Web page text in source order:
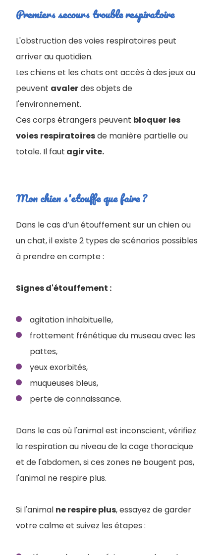
Premiers secours trouble respiratoire
L'obstruction des voies respiratoires peut
arriver au quotidien.
Les chiens et les chats ont accès à des jeux ou
peuvent avalerdes objets de
l'environnement.
Ces corps étrangers peuvent bloquer les
voies respiratoiresde manière partielle ou
totale. Il faut agir vite.
Mon chien s'etouffe que faire ?
Dans le cas d’un étouffement sur un chien ou
un chat, il existe 2 types de scénarios possibles
à prendre en compte :
Signes d'étouffement :
agitation inhabituelle,
frottement frénétique du museau avec les
pattes,
yeux exorbités,
muqueuses bleus,
perte de connaissance.
Dans le cas où l'animal est inconscient, vérifiez
la respiration au niveau de la cage thoracique
et de l'abdomen, si ces zones ne bougent pas,
l'animal ne respire plus.
Si l'animal ne respire plus, essayez de garder
votre calme et suivez les étapes :